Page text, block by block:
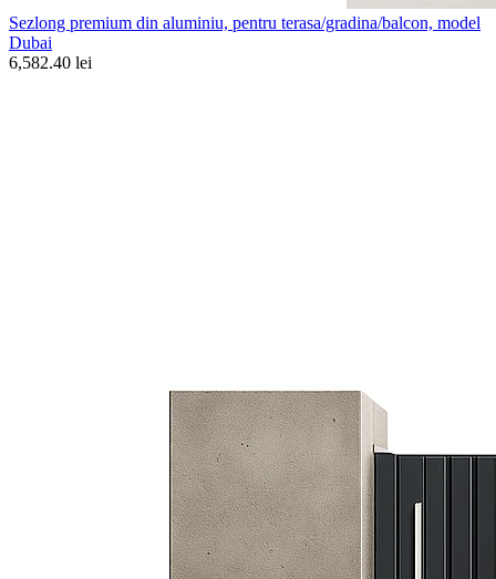
Sezlong premium din aluminiu, pentru terasa/gradina/balcon, model
Dubai
6,582.40 lei